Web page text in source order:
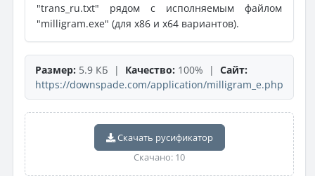
"trans_ru.txt" рядом с исполняемым файлом
"milligram.exe" (для x86 и x64 вариантов).
Размер: 5.9 КБ | Качество: 100% | Сайт:
https://downspade.com/application/milligram_e.php
Скачать русификатор
Скачано: 10